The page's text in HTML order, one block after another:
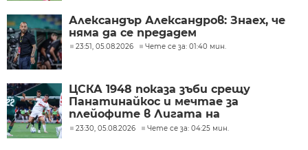
Александър Александров: Знаех, че
няма да се предадем
23:51, 05.08.2026 Чете се за: 01:40 мин.
ЦСКА 1948 показа зъби срещу
Панатинайкос и мечтае за
плейофите в Лигата на
конференциите
23:30, 05.08.2026 Чете се за: 04:25 мин.